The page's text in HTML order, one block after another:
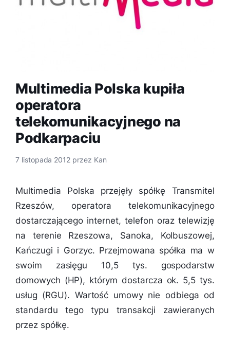
Multimedia Polska kupiła
operatora
telekomunikacyjnego na
Podkarpaciu
7 listopada 2012 przez Kan
Multimedia Polska przejęły spółkę Transmitel
Rzeszów, operatora telekomunikacyjnego
dostarczającego internet, telefon oraz telewizję
na terenie Rzeszowa, Sanoka, Kolbuszowej,
Kańczugi i Gorzyc. Przejmowana spółka ma w
swoim zasięgu 10,5 tys. gospodarstw
domowych (HP), którym dostarcza ok. 5,5 tys.
usług (RGU). Wartość umowy nie odbiega od
standardu tego typu transakcji zawieranych
przez spółkę.